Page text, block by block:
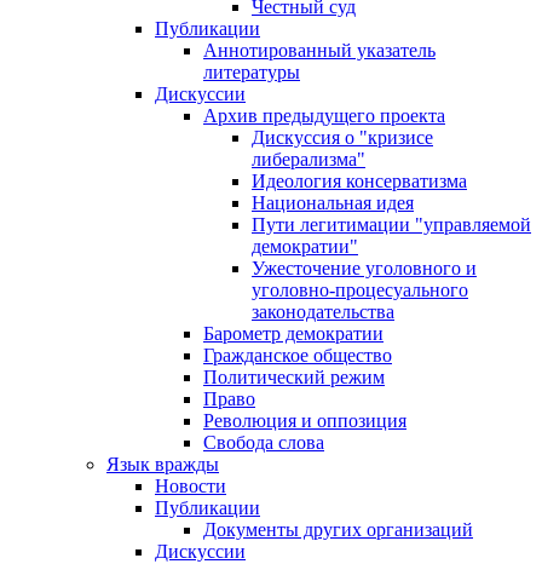
Честный суд
Публикации
Аннотированный указатель
литературы
Дискуссии
Архив предыдущего проекта
Дискуссия о "кризисе
либерализма"
Идеология консерватизма
Национальная идея
Пути легитимации "управляемой
демократии"
Ужесточение уголовного и
уголовно-процесуального
законодательства
Барометр демократии
Гражданское общество
Политический режим
Право
Революция и оппозиция
Свобода слова
Язык вражды
Новости
Публикации
Документы других организаций
Дискуссии